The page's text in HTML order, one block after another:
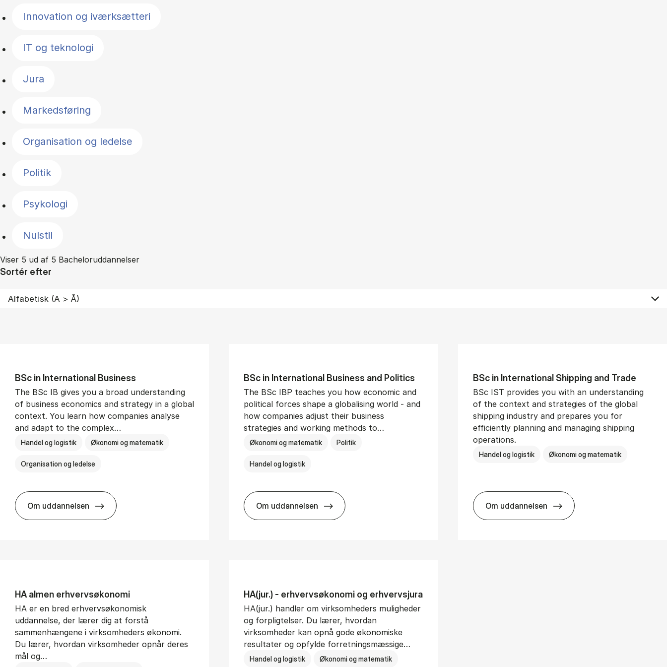
Innovation og iværksætteri
IT og teknologi
Jura
Markedsføring
Organisation og ledelse
Politik
Psykologi
Nulstil
Viser 5 ud af 5 Bacheloruddannelser
Sortér efter
BSc in In­ter­na­tion­al Busi­ness
The BSc IB gives you a broad understanding
of business economics and strategy in a global
context. You learn how companies analyse
and adapt to the complex…
Handel og logistik Økonomi og matematik
Organisation og ledelse
Om uddannelsen
BSc in In­ter­na­tion­al Busi­ness
BSc in In­ter­na­tion­al Busi­ness and Polit­ics
The BSc IBP teaches you how economic and
political forces shape a globalising world - and
how companies adjust their business
strategies and working methods to…
Økonomi og matematik Politik
Handel og logistik
Om uddannelsen
BSc in In­ter­na­tion­al Busi­ness and Polit­ics
BSc in In­ter­na­tion­al Ship­ping and Trade
BSc IST provides you with an understanding
of the context and strategies of the global
shipping industry and prepares you for
efficiently planning and managing shipping
operations.
Handel og logistik Økonomi og matematik
Om uddannelsen
BSc in In­ter­na­tion­al Ship­ping and
HA al­men erhvervs­økonomi
HA er en bred erhvervsøkonomisk
uddannelse, der lærer dig at forstå
sammenhængene i virksomheders økonomi.
Du lærer, hvordan virksomheder opnår deres
mål og…
HA(jur.) - erhvervs­økonomi og erhvervs­jura
HA(jur.) handler om virksomheders muligheder
og forpligtelser. Du lærer, hvordan
virksomheder kan opnå gode økonomiske
resultater og opfylde forretningsmæssige…
Handel og logistik Økonomi og matematik